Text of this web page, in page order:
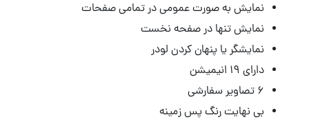
نمایش به صورت عمومی در تمامی صفحات
نمایش تنها در صفحه نخست
نمایشگر یا پنهان کردن لودر
دارای ۱۹ انیمیشن
۶ تصاویر سفارشی
بی نهایت رنگ پس زمینه